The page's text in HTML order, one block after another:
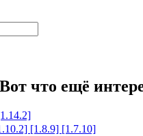
Вот что ещё
[1.8.9] [1.7.10]